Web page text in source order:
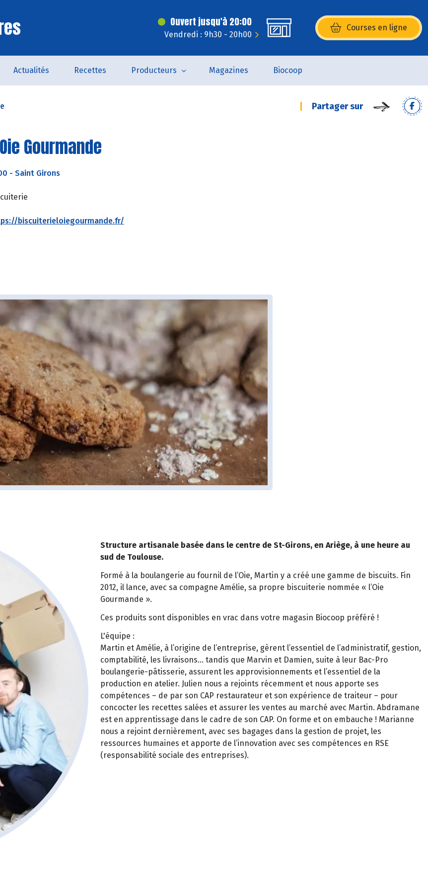
Ouvert jusqu'à 20:00
Vendredi : 9h30 - 20h00
Courses en ligne
(s’ouvre dans une nouvelle
Actualités Recettes Producteurs Magazines Biocoop
Partager sur
Gourmande
- Saint Girons
biscuiterieloiegourmande.fr/
Structure artisanale basée dans le centre de St-Girons, en Ariège, à une heure au
sud de Toulouse.
Formé à la boulangerie au fournil de l’Oie, Martin y a créé une gamme de biscuits. Fin
2012, il lance, avec sa compagne Amélie, sa propre biscuiterie nommée « l’Oie
Gourmande ».
Ces produits sont disponibles en vrac dans votre magasin Biocoop préféré !
L'équipe :
Martin et Amélie, à l’origine de l’entreprise, gèrent l’essentiel de l’administratif, gestion,
comptabilité, les livraisons… tandis que Marvin et Damien, suite à leur Bac-Pro
boulangerie-pâtisserie, assurent les approvisionnements et l’essentiel de la
production en atelier. Julien nous a rejoints récemment et nous apporte ses
compétences – de par son CAP restaurateur et son expérience de traiteur – pour
concocter les recettes salées et assurer les ventes au marché avec Martin. Abdramane
est en apprentissage dans le cadre de son CAP. On forme et on embauche ! Marianne
nous a rejoint dernièrement, avec ses bagages dans la gestion de projet, les
ressources humaines et apporte de l’innovation avec ses compétences en RSE
(responsabilité sociale des entreprises).